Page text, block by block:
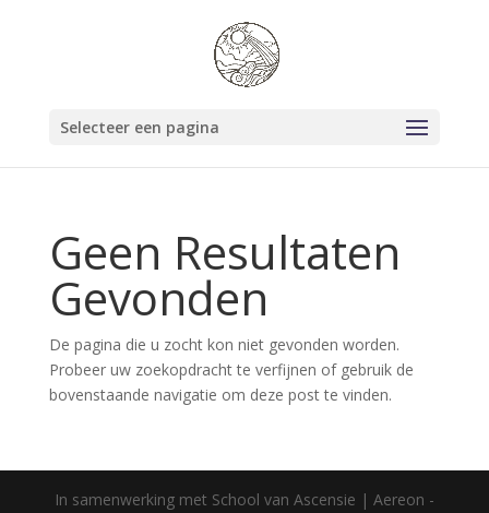
Selecteer een pagina
Geen Resultaten
Gevonden
De pagina die u zocht kon niet gevonden worden.
Probeer uw zoekopdracht te verfijnen of gebruik de
bovenstaande navigatie om deze post te vinden.
In samenwerking met School van Ascensie | Aereon -